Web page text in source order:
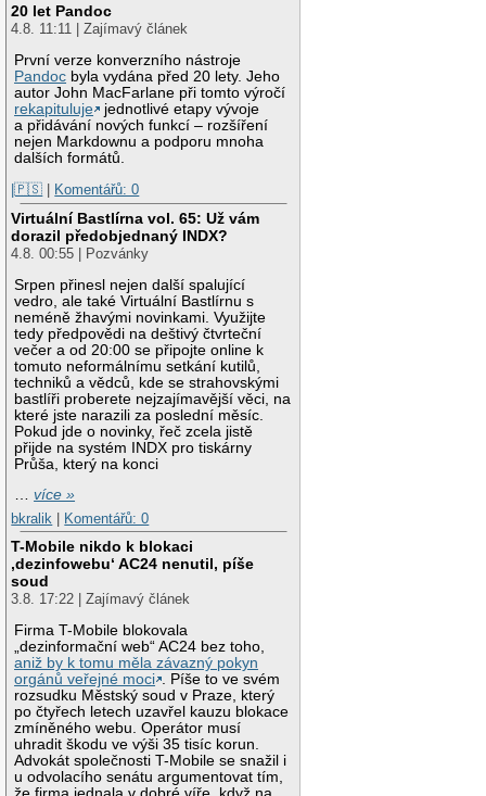
20 let Pandoc
4.8. 11:11 | Zajímavý článek
První verze konverzního nástroje
Pandoc byla vydána před 20 lety. Jeho
autor John MacFarlane při tomto výročí
rekapituluje
jednotlivé etapy vývoje
a přidávání nových funkcí – rozšíření
nejen Markdownu a podporu mnoha
dalších formátů.
|🇵🇸
Komentářů: 0
Virtuální Bastlírna vol. 65: Už vám
dorazil předobjednaný INDX?
4.8. 00:55 | Pozvánky
Srpen přinesl nejen další spalující
vedro, ale také Virtuální Bastlírnu s
neméně žhavými novinkami. Využijte
tedy předpovědi na deštivý čtvrteční
večer a od 20:00 se připojte online k
tomuto neformálnímu setkání kutilů,
techniků a vědců, kde se strahovskými
bastlíři proberete nejzajímavější věci, na
které jste narazili za poslední měsíc.
Pokud jde o novinky, řeč zcela jistě
přijde na systém INDX pro tiskárny
Průša, který na konci
…více »
bkralik | Komentářů: 0
T-Mobile nikdo k blokaci
‚dezinfowebu‘ AC24 nenutil, píše
soud
3.8. 17:22 | Zajímavý článek
Firma T-Mobile blokovala
„dezinformační web“ AC24 bez toho,
aniž by k tomu měla závazný pokyn
orgánů veřejné moci
. Píše to ve svém
rozsudku Městský soud v Praze, který
po čtyřech letech uzavřel kauzu blokace
zmíněného webu. Operátor musí
uhradit škodu ve výši 35 tisíc korun.
Advokát společnosti T-Mobile se snažil i
u odvolacího senátu argumentovat tím,